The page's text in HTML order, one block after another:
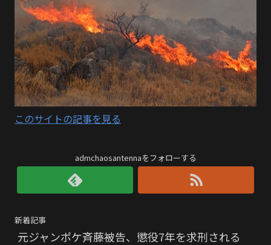
このサイトの記事を見る
admchaosantennaをフォローする
新着記事
元ジャンポケ斉藤被告、懲役7年を求刑される